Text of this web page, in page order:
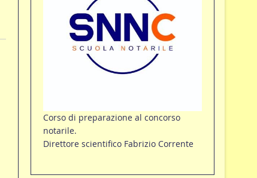
Corso di preparazione al concorso
notarile.
Direttore scientifico Fabrizio Corrente